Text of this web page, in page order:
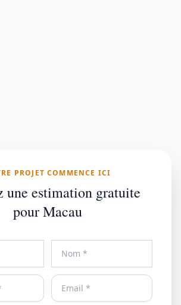
PROJET COMMENCE ICI
une estimation gratuite
pour Macau